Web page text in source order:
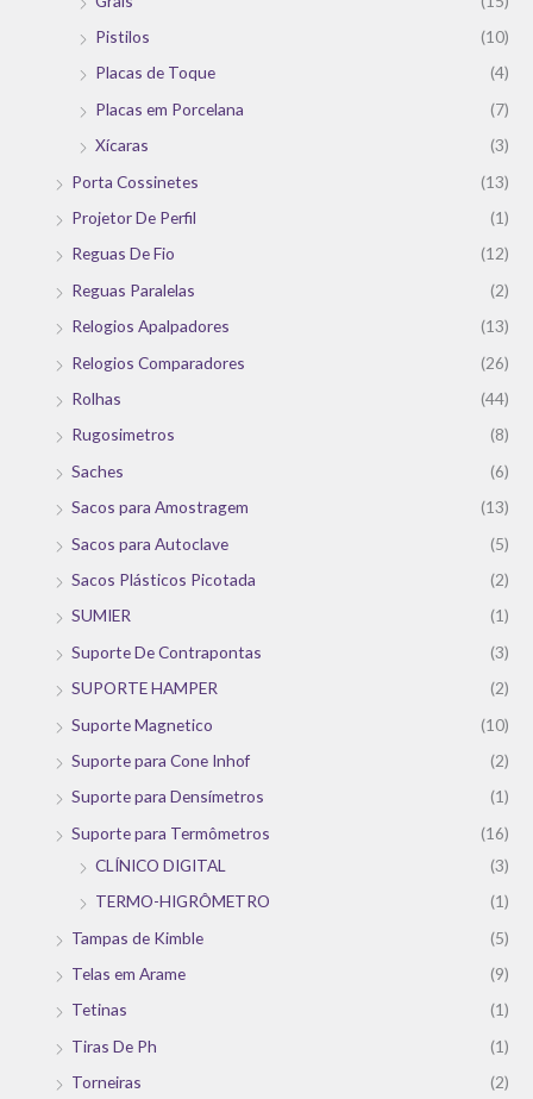
Pistilos
(10)
Placas de Toque
(4)
Placas em Porcelana
(7)
Xícaras
(3)
Porta Cossinetes
(13)
Projetor De Perfil
(1)
Reguas De Fio
(12)
Reguas Paralelas
(2)
Relogios Apalpadores
(13)
Relogios Comparadores
(26)
Rolhas
(44)
Rugosimetros
(8)
Saches
(6)
Sacos para Amostragem
(13)
Sacos para Autoclave
(5)
Sacos Plásticos Picotada
(2)
SUMIER
(1)
Suporte De Contrapontas
(3)
SUPORTE HAMPER
(2)
Suporte Magnetico
(10)
Suporte para Cone Inhof
(2)
Suporte para Densímetros
(1)
Suporte para Termômetros
(16)
CLÍNICO DIGITAL
(3)
TERMO-HIGRÔMETRO
(1)
Tampas de Kimble
(5)
Telas em Arame
(9)
Tetinas
(1)
Tiras De Ph
(1)
Torneiras
(2)